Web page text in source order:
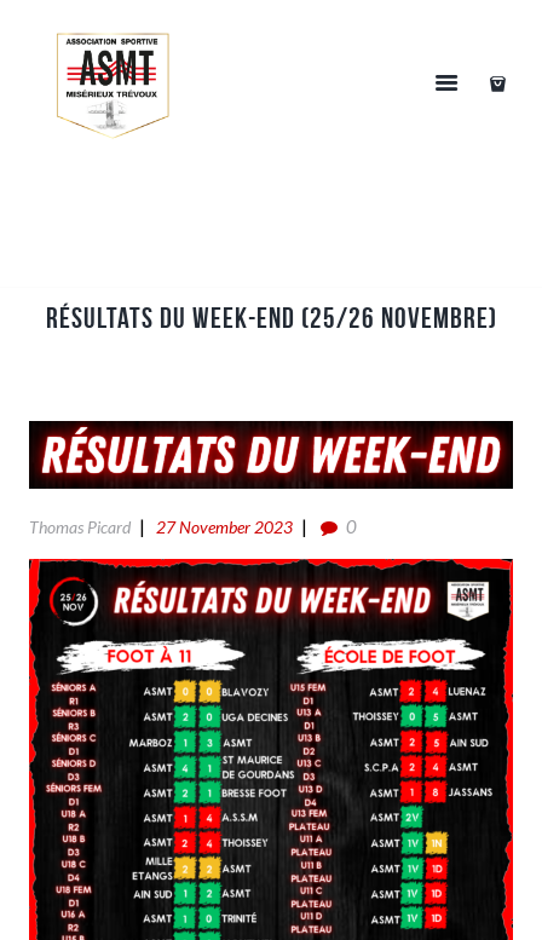
Résultats du week-end (25/26 Novembre)
Thomas Picard 27 November 2023 0